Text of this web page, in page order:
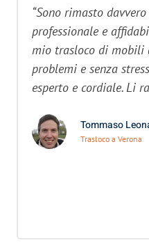
“Sono rimasto
professionale e
mio trasloco di mobili
problemi e senza
esperto e cordiale. Li
Tommaso
Trasloco a Verona